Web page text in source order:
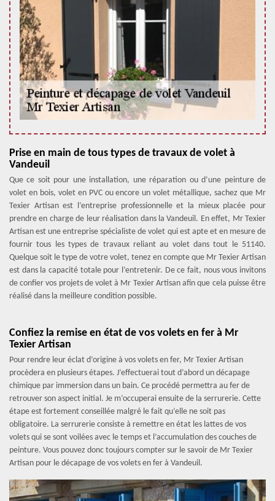
Prise en main de tous types de travaux de volet à
Vandeuil
Que ce soit pour une installation, une réparation ou d’une peinture de
volet en bois, volet en PVC ou encore un volet métallique, sachez que Mr
Texier Artisan est l’entreprise professionnelle et la mieux placée pour
prendre en charge de leur réalisation dans la Vandeuil. En effet, Mr Texier
Artisan est une entreprise spécialiste de volet qui est apte et en mesure de
fournir tous les types de travaux reliant au volet dans tout le 51140.
Quelque soit le type de votre volet, tenez en compte que Mr Texier Artisan
est dans la capacité totale pour l’entretenir. De ce fait, nous vous invitons
de confier vos projets de volet à Mr Texier Artisan afin que cela puisse être
réalisé dans la meilleure condition possible.
Confiez la remise en état de vos volets en fer à Mr
Texier Artisan
Pour rendre leur éclat d’origine à vos volets en fer, Mr Texier Artisan
procèdera en plusieurs étapes. J’effectuerai tout d’abord un décapage
chimique par immersion dans un bain. Ce procédé permettra au fer de
retrouver son aspect initial. Je m’occuperai ensuite de la serrurerie. Cette
étape est fortement conseillée malgré le fait qu’elle ne soit pas
obligatoire. La serrurerie consiste à remettre en état les lattes de vos
volets qui se sont voilées avec le temps et l’accumulation des couches de
peinture. Vous pouvez donc toujours compter sur le savoir de Mr Texier
Artisan pour le décapage de vos volets en fer à Vandeuil.